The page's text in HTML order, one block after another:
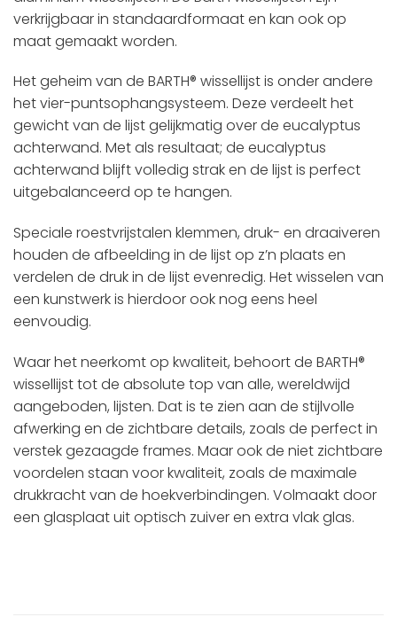
verkrijgbaar in standaardformaat en kan ook op
maat gemaakt worden.
Het geheim van de BARTH® wissellijst is onder andere
het vier-puntsophangsysteem. Deze verdeelt het
gewicht van de lijst gelijkmatig over de eucalyptus
achterwand. Met als resultaat; de eucalyptus
achterwand blijft volledig strak en de lijst is perfect
uitgebalanceerd op te hangen.
Speciale roestvrijstalen klemmen, druk- en draaiveren
houden de afbeelding in de lijst op z’n plaats en
verdelen de druk in de lijst evenredig. Het wisselen van
een kunstwerk is hierdoor ook nog eens heel
eenvoudig.
Waar het neerkomt op kwaliteit, behoort de BARTH®
wissellijst tot de absolute top van alle, wereldwijd
aangeboden, lijsten. Dat is te zien aan de stijlvolle
afwerking en de zichtbare details, zoals de perfect in
verstek gezaagde frames. Maar ook de niet zichtbare
voordelen staan voor kwaliteit, zoals de maximale
drukkracht van de hoekverbindingen. Volmaakt door
een glasplaat uit optisch zuiver en extra vlak glas.